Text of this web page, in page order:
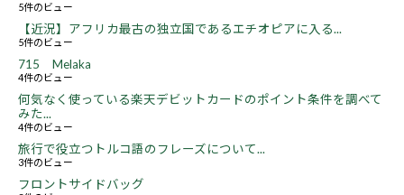
5件のビュー
【近況】アフリカ最古の独立国であるエチオピアに入る...
5件のビュー
715 Melaka
4件のビュー
何気なく使っている楽天デビットカードのポイント条件を調べて
みた...
4件のビュー
旅行で役立つトルコ語のフレーズについて...
3件のビュー
フロントサイドバッグ